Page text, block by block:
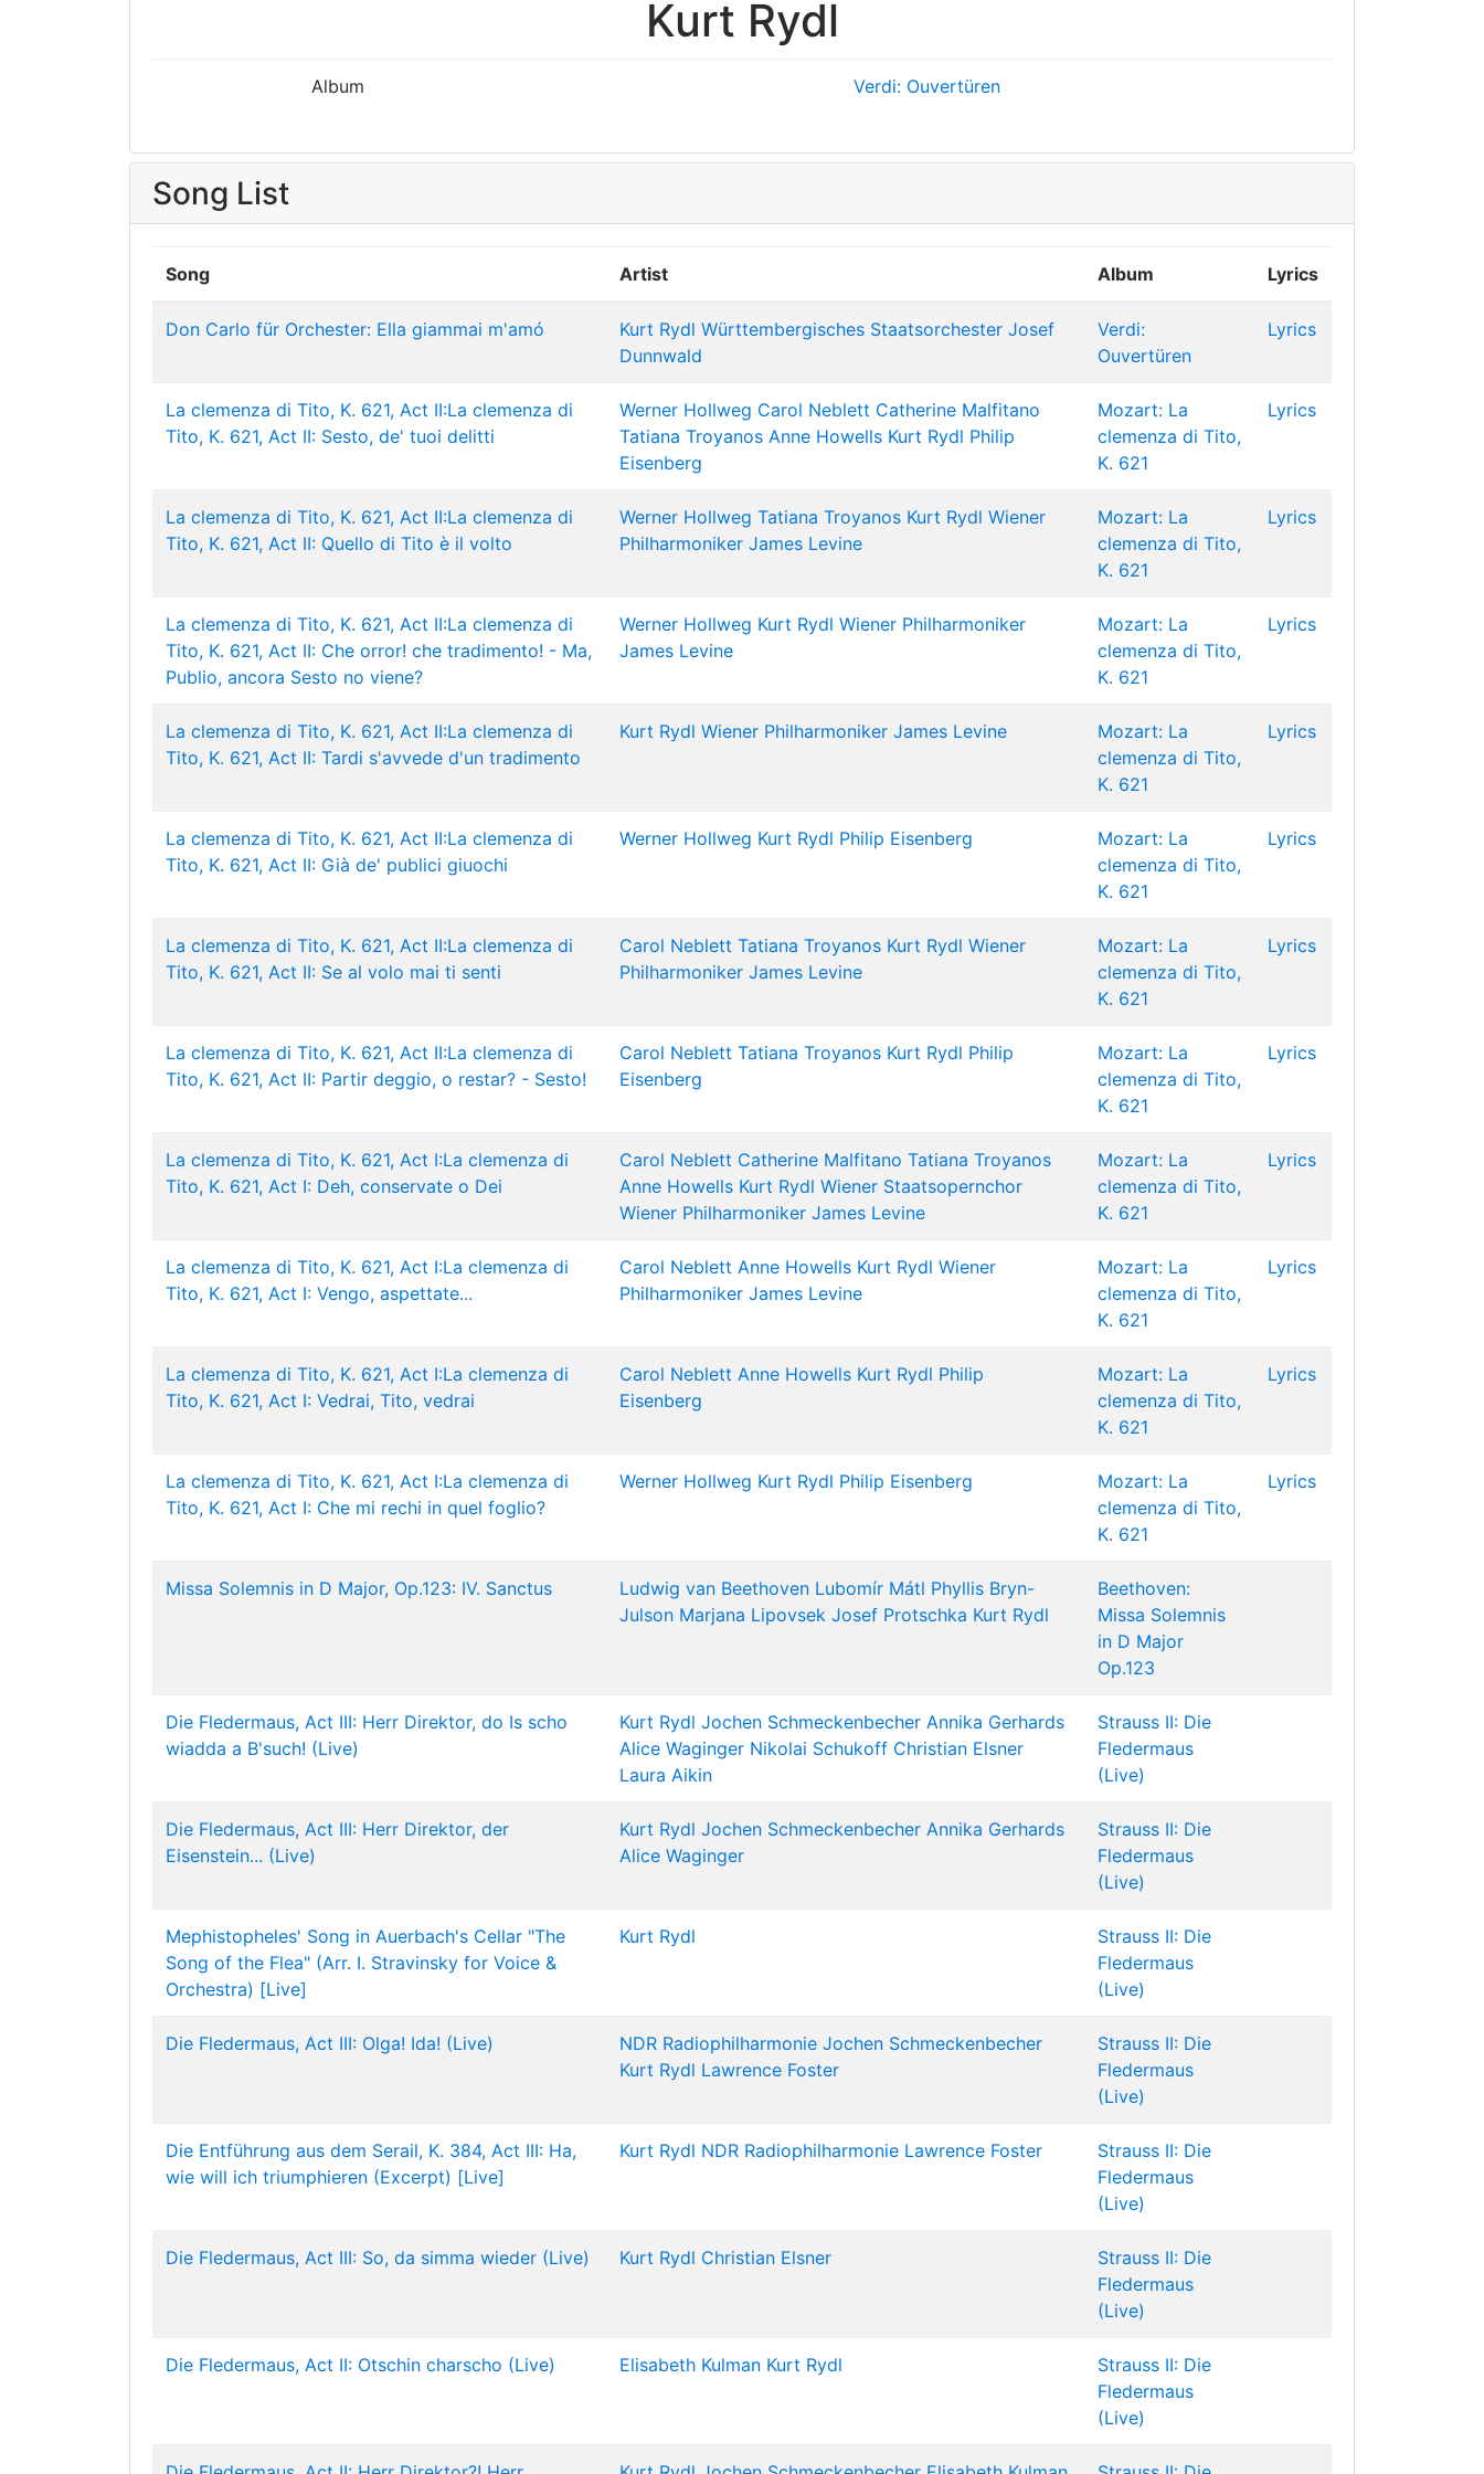
Kurt Rydl
Album Verdi: Ouvertüren
Song List
Song Artist Album Lyrics
Don Carlo für Orchester: Ella giammai m'amó Kurt Rydl Württembergisches Staatsorchester Josef
Dunnwald
Verdi:
Ouvertüren
Lyrics
La clemenza di Tito, K. 621, Act II:La clemenza di
Tito, K. 621, Act II: Sesto, de' tuoi delitti
Werner Hollweg Carol Neblett Catherine Malfitano
Tatiana Troyanos Anne Howells Kurt Rydl Philip
Eisenberg
Mozart: La
clemenza di Tito,
K. 621
Lyrics
La clemenza di Tito, K. 621, Act II:La clemenza di
Tito, K. 621, Act II: Quello di Tito è il volto
Werner Hollweg Tatiana Troyanos Kurt Rydl Wiener
Philharmoniker James Levine
Mozart: La
clemenza di Tito,
K. 621
Lyrics
La clemenza di Tito, K. 621, Act II:La clemenza di
Tito, K. 621, Act II: Che orror! che tradimento! - Ma,
Publio, ancora Sesto no viene?
Werner Hollweg Kurt Rydl Wiener Philharmoniker
James Levine
Mozart: La
clemenza di Tito,
K. 621
Lyrics
La clemenza di Tito, K. 621, Act II:La clemenza di
Tito, K. 621, Act II: Tardi s'avvede d'un tradimento
Kurt Rydl Wiener Philharmoniker James Levine
Mozart: La
clemenza di Tito,
K. 621
Lyrics
La clemenza di Tito, K. 621, Act II:La clemenza di
Tito, K. 621, Act II: Già de' publici giuochi
Werner Hollweg Kurt Rydl Philip Eisenberg
Mozart: La
clemenza di Tito,
K. 621
Lyrics
La clemenza di Tito, K. 621, Act II:La clemenza di
Tito, K. 621, Act II: Se al volo mai ti senti
Carol Neblett Tatiana Troyanos Kurt Rydl Wiener
Philharmoniker James Levine
Mozart: La
clemenza di Tito,
K. 621
Lyrics
La clemenza di Tito, K. 621, Act II:La clemenza di
Tito, K. 621, Act II: Partir deggio, o restar? - Sesto!
Carol Neblett Tatiana Troyanos Kurt Rydl Philip
Eisenberg
Mozart: La
clemenza di Tito,
K. 621
Lyrics
La clemenza di Tito, K. 621, Act I:La clemenza di
Tito, K. 621, Act I: Deh, conservate o Dei
Carol Neblett Catherine Malfitano Tatiana Troyanos
Anne Howells Kurt Rydl Wiener Staatsopernchor
Wiener Philharmoniker James Levine
Mozart: La
clemenza di Tito,
K. 621
Lyrics
La clemenza di Tito, K. 621, Act I:La clemenza di
Tito, K. 621, Act I: Vengo, aspettate...
Carol Neblett Anne Howells Kurt Rydl Wiener
Philharmoniker James Levine
Mozart: La
clemenza di Tito,
K. 621
Lyrics
La clemenza di Tito, K. 621, Act I:La clemenza di
Tito, K. 621, Act I: Vedrai, Tito, vedrai
Carol Neblett Anne Howells Kurt Rydl Philip
Eisenberg
Mozart: La
clemenza di Tito,
K. 621
Lyrics
La clemenza di Tito, K. 621, Act I:La clemenza di
Tito, K. 621, Act I: Che mi rechi in quel foglio?
Werner Hollweg Kurt Rydl Philip Eisenberg
Mozart: La
clemenza di Tito,
K. 621
Lyrics
Missa Solemnis in D Major, Op.123: IV. Sanctus Ludwig van Beethoven Lubomír Mátl Phyllis Bryn-
Julson Marjana Lipovsek Josef Protschka Kurt Rydl
Beethoven:
Missa Solemnis
in D Major
Op.123
Die Fledermaus, Act III: Herr Direktor, do Is scho
wiadda a B'such! (Live)
Kurt Rydl Jochen Schmeckenbecher Annika Gerhards
Alice Waginger Nikolai Schukoff Christian Elsner
Laura Aikin
Strauss II: Die
Fledermaus
(Live)
Die Fledermaus, Act III: Herr Direktor, der
Eisenstein... (Live)
Kurt Rydl Jochen Schmeckenbecher Annika Gerhards
Alice Waginger
Strauss II: Die
Fledermaus
(Live)
Mephistopheles' Song in Auerbach's Cellar "The
Song of the Flea" (Arr. I. Stravinsky for Voice &
Orchestra) [Live]
Kurt Rydl
Strauss II: Die
Fledermaus
(Live)
Die Fledermaus, Act III: Olga! Ida! (Live) NDR Radiophilharmonie Jochen Schmeckenbecher
Kurt Rydl Lawrence Foster
Strauss II: Die
Fledermaus
(Live)
Die Entführung aus dem Serail, K. 384, Act III: Ha,
wie will ich triumphieren (Excerpt) [Live]
Kurt Rydl NDR Radiophilharmonie Lawrence Foster
Strauss II: Die
Fledermaus
(Live)
Die Fledermaus, Act III: So, da simma wieder (Live) Kurt Rydl Christian Elsner
Strauss II: Die
Fledermaus
(Live)
Die Fledermaus, Act II: Otschin charscho (Live) Elisabeth Kulman Kurt Rydl
Strauss II: Die
Fledermaus
(Live)